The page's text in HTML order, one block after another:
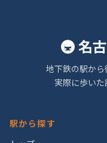
🚇 名
地下鉄の駅から
実際に歩い
駅から探す